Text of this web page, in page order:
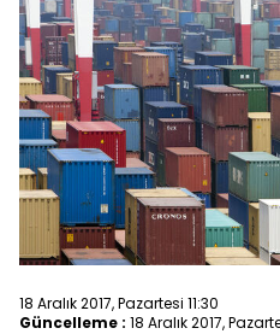
18 Aralık 2017, Pazartesi 11:30
Güncelleme : 18 Aralık 2017,